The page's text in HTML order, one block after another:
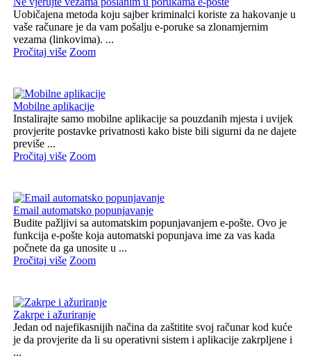
Uobičajena metoda koju sajber kriminalci koriste za hakovanje u
vaše računare je da vam pošalju e-poruke sa zlonamjernim
vezama (linkovima). ...
Pročitaj više Zoom
Mobilne aplikacije
Instalirajte samo mobilne aplikacije sa pouzdanih mjesta i uvijek
provjerite postavke privatnosti kako biste bili sigurni da ne dajete
previše ...
Pročitaj više Zoom
Email automatsko popunjavanje
Budite pažljivi sa automatskim popunjavanjem e-pošte. Ovo je
funkcija e-pošte koja automatski popunjava ime za vas kada
počnete da ga unosite u ...
Pročitaj više Zoom
Zakrpe i ažuriranje
Jedan od najefikasnijih načina da zaštitite svoj računar kod kuće
je da provjerite da li su operativni sistem i aplikacije zakrpljene i
...